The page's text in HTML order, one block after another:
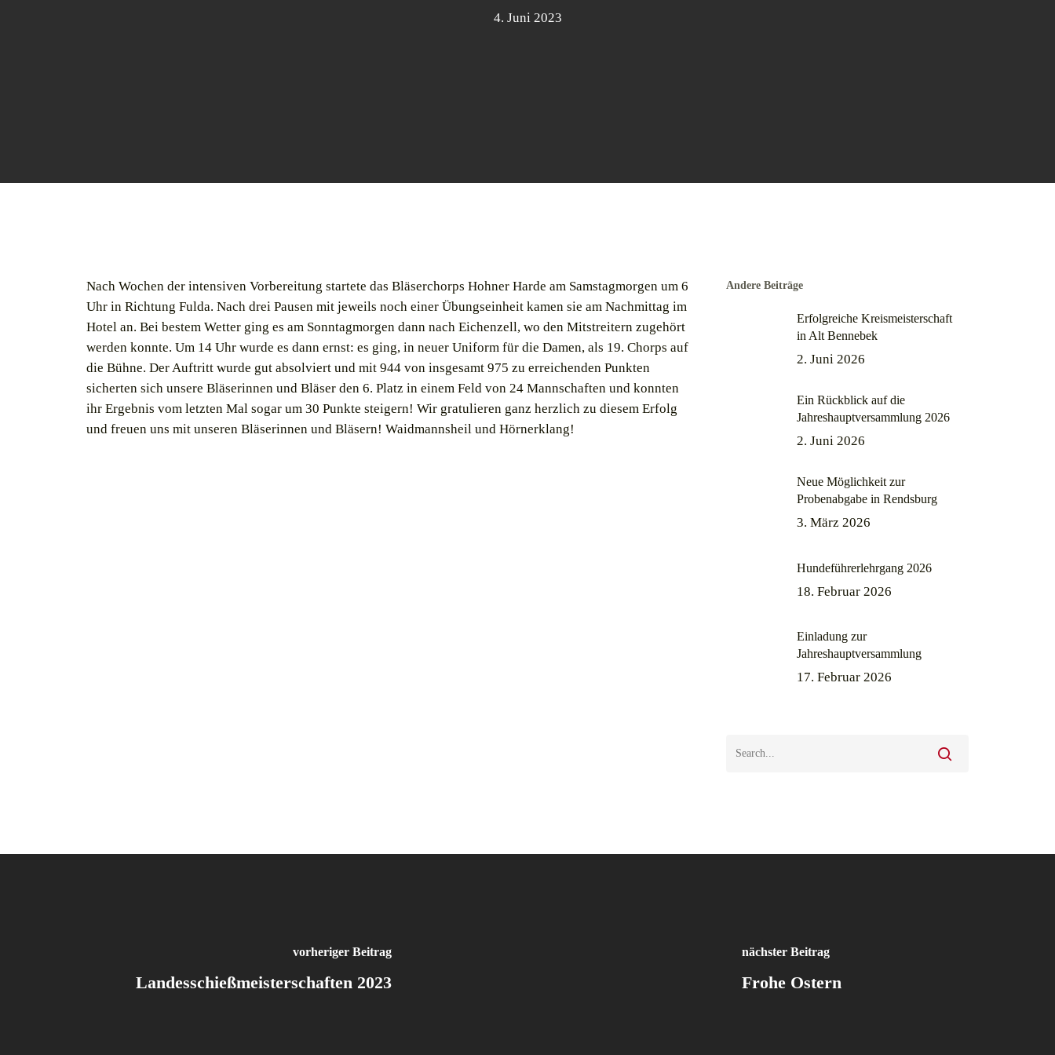
4. Juni 2023
Nach Wochen der intensiven Vorbereitung startete das Bläserchorps Hohner Harde am Samstagmorgen um 6
Uhr in Richtung Fulda. Nach drei Pausen mit jeweils noch einer Übungseinheit kamen sie am Nachmittag im
Hotel an. Bei bestem Wetter ging es am Sonntagmorgen dann nach Eichenzell, wo den Mitstreitern zugehört
werden konnte. Um 14 Uhr wurde es dann ernst: es ging, in neuer Uniform für die Damen, als 19. Chorps auf
die Bühne. Der Auftritt wurde gut absolviert und mit 944 von insgesamt 975 zu erreichenden Punkten
sicherten sich unsere Bläserinnen und Bläser den 6. Platz in einem Feld von 24 Mannschaften und konnten
ihr Ergebnis vom letzten Mal sogar um 30 Punkte steigern! Wir gratulieren ganz herzlich zu diesem Erfolg
und freuen uns mit unseren Bläserinnen und Bläsern! Waidmannsheil und Hörnerklang!
Andere Beiträge
Erfolgreiche Kreismeisterschaft
in Alt Bennebek
2. Juni 2026
Ein Rückblick auf die
Jahreshauptversammlung 2026
2. Juni 2026
Neue Möglichkeit zur
Probenabgabe in Rendsburg
3. März 2026
Hundeführerlehrgang 2026
18. Februar 2026
Einladung zur
Jahreshauptversammlung
17. Februar 2026
vorheriger Beitrag
Landesschießmeisterschaften 2023
nächster Beitrag
Frohe Ostern